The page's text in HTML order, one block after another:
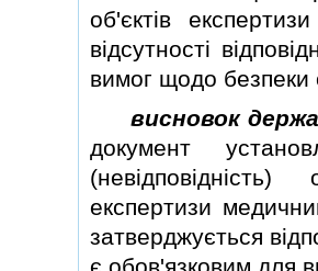
об'єктiв
вiдсутностi
вимог щодо безпеки
висновок
документ
(невiдповiднiсть)
експертизи
затверджується